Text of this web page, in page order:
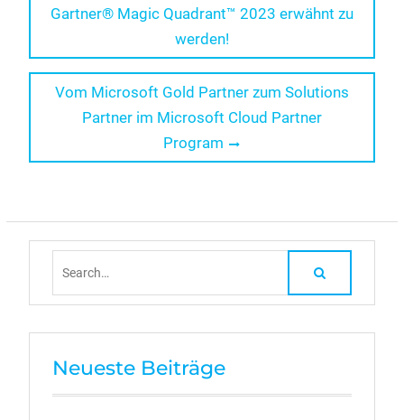
post:
Gartner® Magic Quadrant™ 2023 erwähnt zu
werden!
Next
post:
Vom Microsoft Gold Partner zum Solutions
Partner im Microsoft Cloud Partner
Program
Neueste Beiträge